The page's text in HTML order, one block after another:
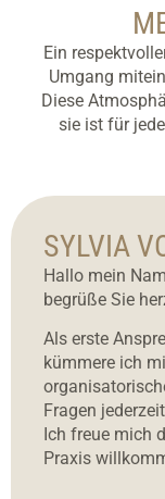
Ein
Umgang
Diese
sie ist für
SYLVIA
Hallo mein
begrüße Sie
Als erste
kümmere ich
Fragen
Ich freue mich
Praxis